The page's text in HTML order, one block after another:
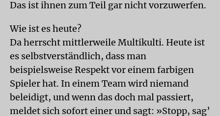
Das ist ihnen zum Teil gar nicht vorzuwerfen.
Wie ist es heute?
Da herrscht mittlerweile Multikulti. Heute ist
es selbstverständlich, dass man
beispielsweise Respekt vor einem farbigen
Spieler hat. In einem Team wird niemand
beleidigt, und wenn das doch mal passiert,
meldet sich sofort einer und sagt: »Stopp, sag’